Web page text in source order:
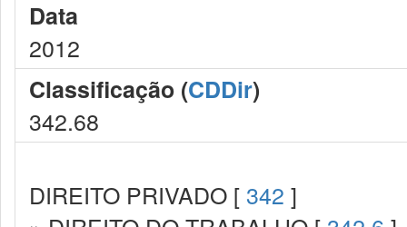
Data
2012
Classificação (CDDir)
342.68
DIREITO PRIVADO [ 342 ]